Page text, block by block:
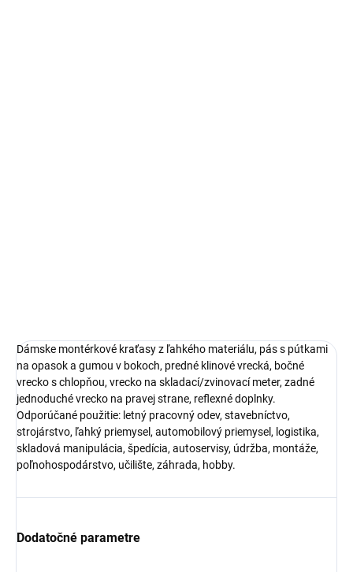
Dámske montérkové kraťasy z ľahkého materiálu, pás s pútkami
na opasok a gumou v bokoch, predné klinové vrecká, bočné
vrecko s chlopňou, vrecko na skladací/zvinovací meter, zadné
jednoduché vrecko na pravej strane, reflexné doplnky.
Odporúčané použitie: letný pracovný odev, stavebníctvo,
strojárstvo, ľahký priemysel, automobilový priemysel, logistika,
skladová manipulácia, špedícia, autoservisy, údržba, montáže,
poľnohospodárstvo, učilište, záhrada, hobby.
Dodatočné parametre